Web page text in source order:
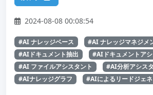
2024-08-08 00:08:54
#AI ナレッジベース
#AI ナレッジマネジメ
#AIドキュメント抽出
#AIドキュメントア
#AI ファイルアシスタント
#AI分析アシス
#AIナレッジグラフ
#AIによるリードジェ